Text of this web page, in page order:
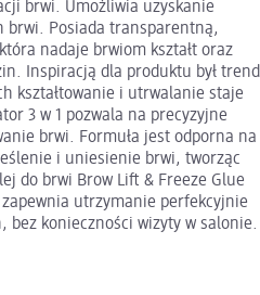
brwi. Umożliwia uzyskanie
brwi. Posiada transparentną,
nadaje brwiom kształt oraz
Inspiracją dla produktu był trend
kształtowanie i utrwalanie staje
3 w 1 pozwala na precyzyjne
brwi. Formuła jest odporna na
i uniesienie brwi, tworząc
do brwi Brow Lift & Freeze Glue
utrzymanie perfekcyjnie
bez konieczności wizyty w salonie.